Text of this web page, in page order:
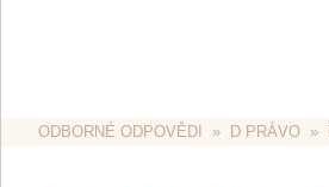
ODBORNÉ ODPOVĚDI
  »
D PRÁVO
  »